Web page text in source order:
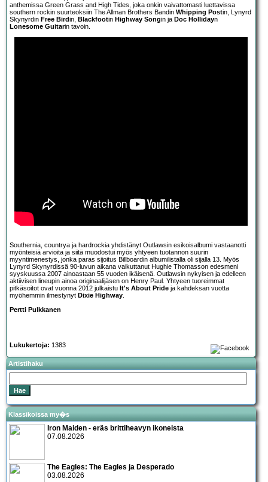
anthemissa Green Grass and High Tides, joka onkin vaivattomasti luettavissa
southern rockin suurteoksiin The Allman Brothers Bandin Whipping Postin, Lynyrd
Skynyrdin Free Birdin, Blackfootin Highway Songin ja Doc Hollidayn
Lonesome Guitarin tavoin.
Southernia, countrya ja hardrockia yhdistänyt Outlawsin esikoisalbumi vastaanotti
myönteisiä arvioita ja siitä muodostui myös yhtyeen tuotannon suurin
myyntimenestys, jonka paras sijoitus Billboardin albumilistalla oli sijalla 13. Myös
Lynyrd Skynyrdissä 90-luvun aikana vaikuttanut Hughie Thomasson edesmeni
syyskuussa 2007 ainoastaan 55 vuoden ikäisenä. Outlawsin nykyisen ja edelleen
aktiivisen lineupin ainoa originaalijäsen on Henry Paul. Yhtyeen tuoreimmat
pitkäsoitot ovat vuonna 2012 julkaistu It's About Pride ja kahdeksan vuotta
myöhemmin ilmestynyt Dixie Highway.
Pertti Pulkkanen
Lukukertoja: 1383
Artistihaku
Klassikoissa my�s
Iron Maiden - eräs brittiheavyn ikoneista
07.08.2026
The Eagles: The Eagles ja Desperado
03.08.2026